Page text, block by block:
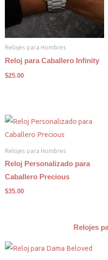
Relojes para Hombres
Reloj para Caballero Infinity
$25.00
Relojes para Hombres
Reloj Personalizado para
Caballero Precious
$35.00
Relojes